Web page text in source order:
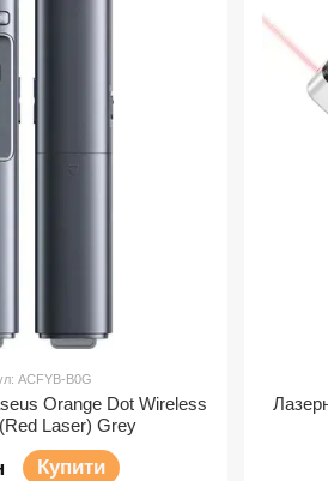
ACFYB-B0G
Orange Dot Wireless
Laser) Grey
Купити